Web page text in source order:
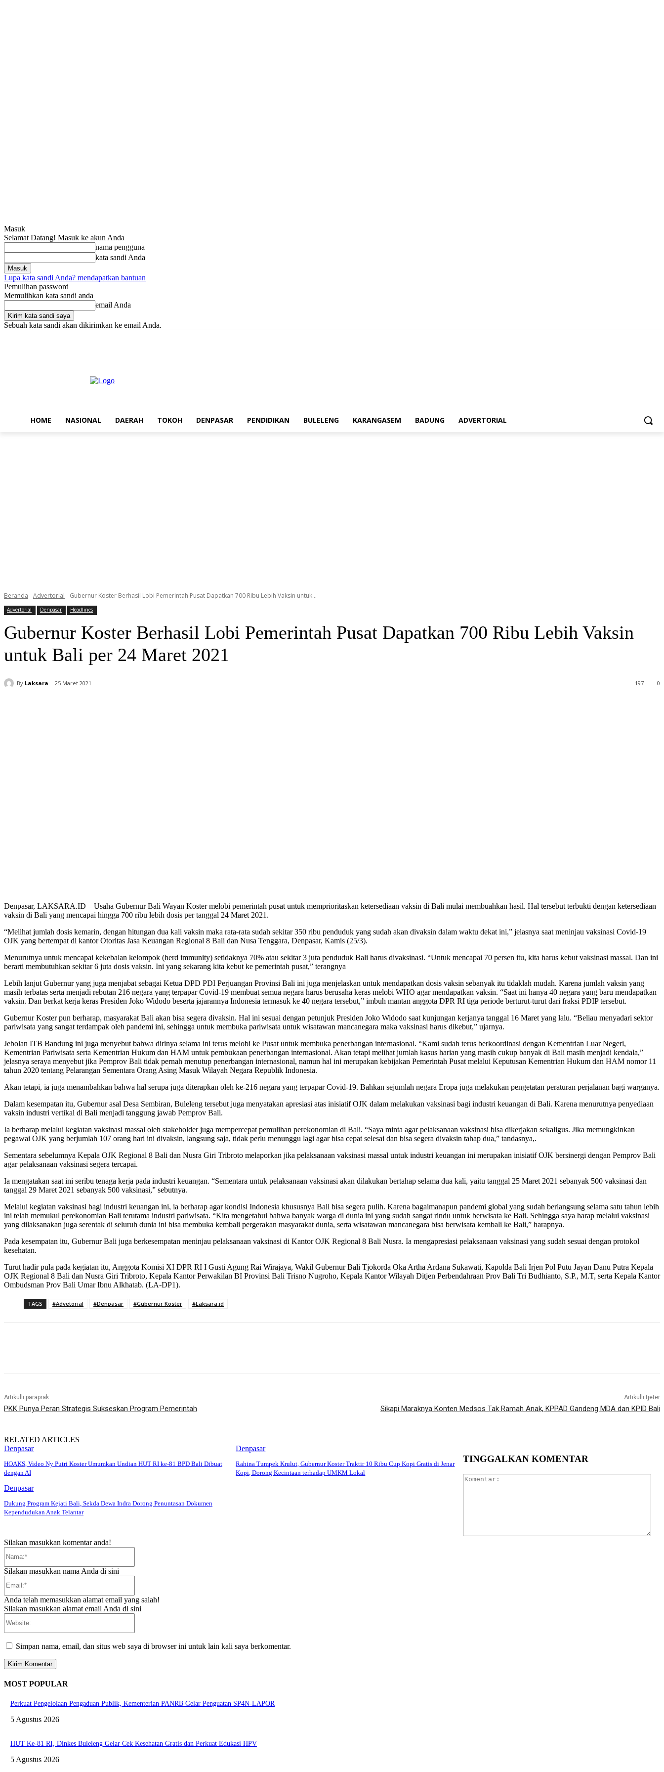
Masuk
Selamat Datang! Masuk ke akun Anda
nama pengguna
kata sandi Anda
Lupa kata sandi Anda? mendapatkan bantuan
Pemulihan password
Memulihkan kata sandi anda
email Anda
Sebuah kata sandi akan dikirimkan ke email Anda.
HOME NASIONAL DAERAH TOKOH DENPASAR PENDIDIKAN BULELENG KARANGASEM BADUNG ADVERTORIAL
Beranda Advertorial Gubernur Koster Berhasil Lobi Pemerintah Pusat Dapatkan 700 Ribu Lebih Vaksin untuk...
Advertorial Denpasar Headlines
Gubernur Koster Berhasil Lobi Pemerintah Pusat Dapatkan 700 Ribu Lebih Vaksin
untuk Bali per 24 Maret 2021
By Laksara 25 Maret 2021 0
197
Denpasar, LAKSARA.ID – Usaha Gubernur Bali Wayan Koster melobi pemerintah pusat untuk memprioritaskan ketersediaan vaksin di Bali mulai membuahkan hasil. Hal tersebut terbukti dengan ketersediaan
vaksin di Bali yang mencapai hingga 700 ribu lebih dosis per tanggal 24 Maret 2021.
“Melihat jumlah dosis kemarin, dengan hitungan dua kali vaksin maka rata-rata sudah sekitar 350 ribu penduduk yang sudah akan divaksin dalam waktu dekat ini,” jelasnya saat meninjau vaksinasi Covid-19
OJK yang bertempat di kantor Otoritas Jasa Keuangan Regional 8 Bali dan Nusa Tenggara, Denpasar, Kamis (25/3).
Menurutnya untuk mencapai kekebalan kelompok (herd immunity) setidaknya 70% atau sekitar 3 juta penduduk Bali harus divaksinasi. “Untuk mencapai 70 persen itu, kita harus kebut vaksinasi massal. Dan ini
berarti membutuhkan sekitar 6 juta dosis vaksin. Ini yang sekarang kita kebut ke pemerintah pusat,” terangnya
Lebih lanjut Gubernur yang juga menjabat sebagai Ketua DPD PDI Perjuangan Provinsi Bali ini juga menjelaskan untuk mendapatkan dosis vaksin sebanyak itu tidaklah mudah. Karena jumlah vaksin yang
masih terbatas serta menjadi rebutan 216 negara yang terpapar Covid-19 membuat semua negara harus berusaha keras melobi WHO agar mendapatkan vaksin. “Saat ini hanya 40 negara yang baru mendapatkan
vaksin. Dan berkat kerja keras Presiden Joko Widodo beserta jajarannya Indonesia termasuk ke 40 negara tersebut,” imbuh mantan anggota DPR RI tiga periode berturut-turut dari fraksi PDIP tersebut.
Gubernur Koster pun berharap, masyarakat Bali akan bisa segera divaksin. Hal ini sesuai dengan petunjuk Presiden Joko Widodo saat kunjungan kerjanya tanggal 16 Maret yang lalu. “Beliau menyadari sektor
pariwisata yang sangat terdampak oleh pandemi ini, sehingga untuk membuka pariwisata untuk wisatawan mancanegara maka vaksinasi harus dikebut,” ujarnya.
Jebolan ITB Bandung ini juga menyebut bahwa dirinya selama ini terus melobi ke Pusat untuk membuka penerbangan internasional. “Kami sudah terus berkoordinasi dengan Kementrian Luar Negeri,
Kementrian Pariwisata serta Kementrian Hukum dan HAM untuk pembukaan penerbangan internasional. Akan tetapi melihat jumlah kasus harian yang masih cukup banyak di Bali masih menjadi kendala,”
jelasnya seraya menyebut jika Pemprov Bali tidak pernah menutup penerbangan internasional, namun hal ini merupakan kebijakan Pemerintah Pusat melalui Keputusan Kementrian Hukum dan HAM nomor 11
tahun 2020 tentang Pelarangan Sementara Orang Asing Masuk Wilayah Negara Republik Indonesia.
Akan tetapi, ia juga menambahkan bahwa hal serupa juga diterapkan oleh ke-216 negara yang terpapar Covid-19. Bahkan sejumlah negara Eropa juga melakukan pengetatan peraturan perjalanan bagi warganya.
Dalam kesempatan itu, Gubernur asal Desa Sembiran, Buleleng tersebut juga menyatakan apresiasi atas inisiatif OJK dalam melakukan vaksinasi bagi industri keuangan di Bali. Karena menurutnya penyediaan
vaksin industri vertikal di Bali menjadi tanggung jawab Pemprov Bali.
Ia berharap melalui kegiatan vaksinasi massal oleh stakeholder juga mempercepat pemulihan perekonomian di Bali. “Saya minta agar pelaksanaan vaksinasi bisa dikerjakan sekaligus. Jika memungkinkan
pegawai OJK yang berjumlah 107 orang hari ini divaksin, langsung saja, tidak perlu menunggu lagi agar bisa cepat selesai dan bisa segera divaksin tahap dua,” tandasnya,.
Sementara sebelumnya Kepala OJK Regional 8 Bali dan Nusra Giri Tribroto melaporkan jika pelaksanaan vaksinasi massal untuk industri keuangan ini merupakan inisiatif OJK bersinergi dengan Pemprov Bali
agar pelaksanaan vaksinasi segera tercapai.
Ia mengatakan saat ini seribu tenaga kerja pada industri keuangan. “Sementara untuk pelaksanaan vaksinasi akan dilakukan bertahap selama dua kali, yaitu tanggal 25 Maret 2021 sebanyak 500 vaksinasi dan
tanggal 29 Maret 2021 sebanyak 500 vaksinasi,” sebutnya.
Melalui kegiatan vaksinasi bagi industri keuangan ini, ia berharap agar kondisi Indonesia khususnya Bali bisa segera pulih. Karena bagaimanapun pandemi global yang sudah berlangsung selama satu tahun lebih
ini telah memukul perekonomian Bali terutama industri pariwisata. “Kita mengetahui bahwa banyak warga di dunia ini yang sudah sangat rindu untuk berwisata ke Bali. Sehingga saya harap melalui vaksinasi
yang dilaksanakan juga serentak di seluruh dunia ini bisa membuka kembali pergerakan masyarakat dunia, serta wisatawan mancanegara bisa berwisata kembali ke Bali,” harapnya.
Pada kesempatan itu, Gubernur Bali juga berkesempatan meninjau pelaksanaan vaksinasi di Kantor OJK Regional 8 Bali Nusra. Ia mengapresiasi pelaksanaan vaksinasi yang sudah sesuai dengan protokol
kesehatan.
Turut hadir pula pada kegiatan itu, Anggota Komisi XI DPR RI I Gusti Agung Rai Wirajaya, Wakil Gubernur Bali Tjokorda Oka Artha Ardana Sukawati, Kapolda Bali Irjen Pol Putu Jayan Danu Putra Kepala
OJK Regional 8 Bali dan Nusra Giri Tribroto, Kepala Kantor Perwakilan BI Provinsi Bali Trisno Nugroho, Kepala Kantor Wilayah Ditjen Perbendahraan Prov Bali Tri Budhianto, S.P., M.T, serta Kepala Kantor
Ombudsman Prov Bali Umar Ibnu Alkhatab. (LA-DP1).
TAGS #Advetorial #Denpasar #Gubernur Koster #Laksara.id
Artikulli paraprak
PKK Punya Peran Strategis Sukseskan Program Pemerintah
Artikulli tjetër
Sikapi Maraknya Konten Medsos Tak Ramah Anak, KPPAD Gandeng MDA dan KPID Bali
RELATED ARTICLES
Denpasar
HOAKS, Video Ny Putri Koster Umumkan Undian HUT RI ke-81 BPD Bali Dibuat
dengan AI
Denpasar
Rahina Tumpek Krulut, Gubernur Koster Traktir 10 Ribu Cup Kopi Gratis di Jenar
Kopi, Dorong Kecintaan terhadap UMKM Lokal
Denpasar
Dukung Program Kejati Bali, Sekda Dewa Indra Dorong Penuntasan Dokumen
Kependudukan Anak Telantar
TINGGALKAN KOMENTAR
Silakan masukkan komentar anda!
Silakan masukkan nama Anda di sini
Anda telah memasukkan alamat email yang salah!
Silakan masukkan alamat email Anda di sini
Simpan nama, email, dan situs web saya di browser ini untuk lain kali saya berkomentar.
MOST POPULAR
Perkuat Pengelolaan Pengaduan Publik, Kementerian PANRB Gelar Penguatan SP4N-LAPOR
5 Agustus 2026
HUT Ke-81 RI, Dinkes Buleleng Gelar Cek Kesehatan Gratis dan Perkuat Edukasi HPV
5 Agustus 2026